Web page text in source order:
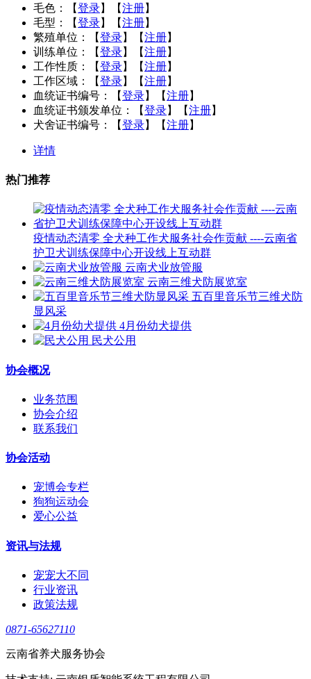
毛色：
【登录】【注册】
毛型：
【登录】【注册】
繁殖单位：
【登录】【注册】
训练单位：
【登录】【注册】
工作性质：
【登录】【注册】
工作区域：
【登录】【注册】
血统证书编号：
【登录】【注册】
血统证书颁发单位：
【登录】【注册】
犬舍证书编号：
【登录】【注册】
详情
热门推荐
疫情动态清零 全犬种工作犬服务社会作贡献 ----云南省
护卫犬训练保障中心开设线上互动群
云南犬业放管服
云南三维犬防展览室
五百里音乐节三维犬防
显风采
4月份幼犬提供
民犬公用
协会概况
业务范围
协会介绍
联系我们
协会活动
宠博会专栏
狗狗运动会
爱心公益
资讯与法规
宠宠大不同
行业资讯
政策法规
0871-65627110
云南省养犬服务协会